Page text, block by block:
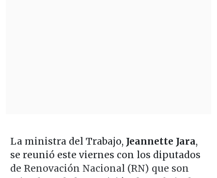
La ministra del Trabajo, Jeannette Jara,
se reunió este viernes con los diputados
de Renovación Nacional (RN) que son